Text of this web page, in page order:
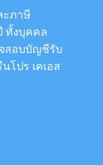
ะภาษี
ทั้งบุคคล
สอบบัญชีรับ
โปร เคเอส